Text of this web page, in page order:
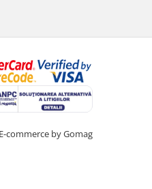
commerce by Gomag